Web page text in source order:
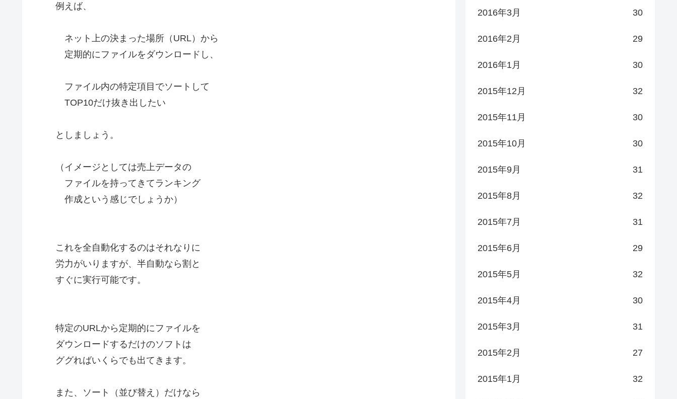
例えば、
ネット上の決まった場所（URL）から
定期的にファイルをダウンロードし、
ファイル内の特定項目でソートして
TOP10だけ抜き出したい
としましょう。
（イメージとしては売上データの
ファイルを持ってきてランキング
作成という感じでしょうか）
これを全自動化するのはそれなりに
労力がいりますが、半自動なら割と
すぐに実行可能です。
特定のURLから定期的にファイルを
ダウンロードするだけのソフトは
ググればいくらでも出てきます。
また、ソート（並び替え）だけなら
2016年3月 30
2016年2月 29
2016年1月 30
2015年12月 32
2015年11月 30
2015年10月 30
2015年9月 31
2015年8月 32
2015年7月 31
2015年6月 29
2015年5月 32
2015年4月 30
2015年3月 31
2015年2月 27
2015年1月 32